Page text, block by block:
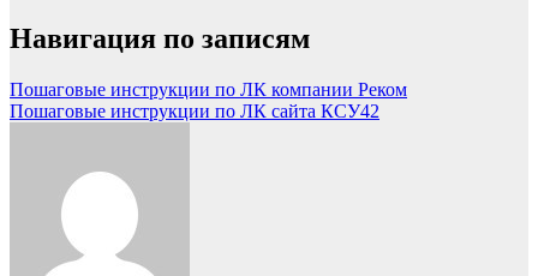
Навигация по записям
Пошаговые инструкции по ЛК компании Реком
Пошаговые инструкции по ЛК сайта КСУ42